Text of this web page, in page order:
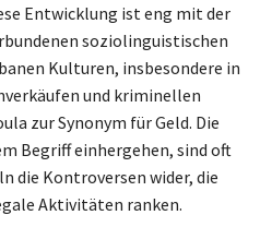
Entwicklung ist eng mit der
soziolinguistischen
Kulturen, insbesondere in
und kriminellen
zur Synonym für Geld. Die
Begriff einhergehen, sind oft
die Kontroversen wider, die
Aktivitäten ranken.